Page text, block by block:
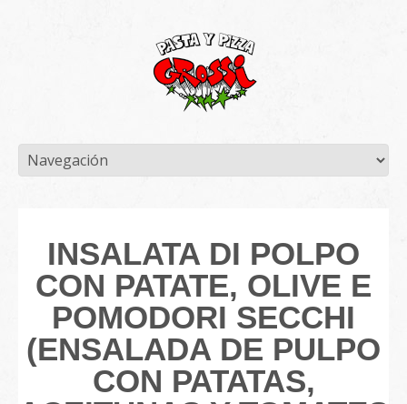
INSALATA DI POLPO
CON PATATE, OLIVE E
POMODORI SECCHI
(ENSALADA DE PULPO
CON PATATAS,